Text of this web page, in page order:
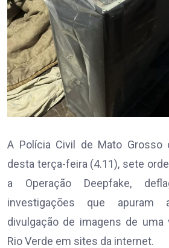
A Polícia Civil de Mato Grosso
desta terça-feira (4.11), sete
a Operação Deepfake,
investigações que apuram
divulgação de imagens de
Rio Verde em sites da internet.